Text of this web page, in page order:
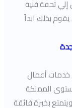
إلي تحفة فنية
بذلك ابداً
أعمال
المملكة
بخبرة فائقة